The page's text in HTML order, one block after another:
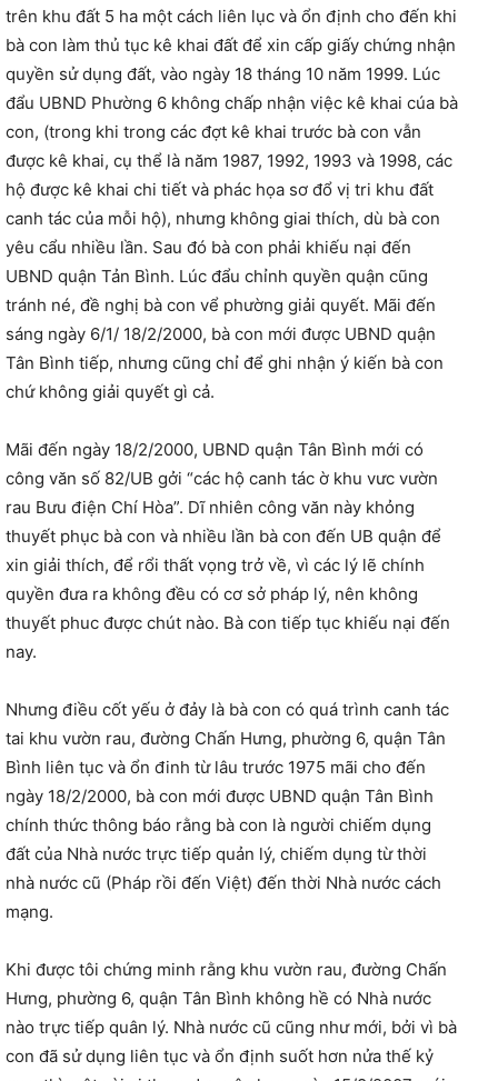
trên khu đất 5 ha một cách liên lục và ổn định cho đến khi
bà con làm thủ tục kê khai đất để xin cấp giấy chứng nhận
quyền sử dụng đất, vào ngày 18 tháng 10 năm 1999. Lúc
đẩu UBND Phường 6 không chấp nhận việc kê khai cúa bà
con, (trong khi trong các đợt kê khai trước bà con vẫn
được kê khai, cụ thể là năm 1987, 1992, 1993 và 1998, các
hộ được kê khai chi tiết và phác họa sơ đổ vị tri khu đất
canh tác của mỗi hộ), nhưng không giai thích, dù bà con
yêu cẩu nhiều lần. Sau đó bà con phải khiếu nại đến
UBND quận Tản Bình. Lúc đẩu chỉnh quyền quận cũng
tránh né, đề nghị bà con vể phường giải quyết. Mãi đến
sáng ngày 6/1/ 18/2/2000, bà con mới được UBND quận
Tân Bình tiếp, nhưng cũng chỉ để ghi nhận ý kiến bà con
chứ không giải quyết gì cả.
Mãi đến ngày 18/2/2000, UBND quận Tân Bình mới có
công văn số 82/UB gởi “các hộ canh tác ờ khu vưc vườn
rau Bưu điện Chí Hòa”. Dĩ nhiên công văn này khỏng
thuyết phục bà con và nhiều lần bà con đến UB quận để
xin giải thích, để rổi thất vọng trở về, vì các lý lẽ chính
quyền đưa ra không đều có cơ sở pháp lý, nên không
thuyết phuc được chút nào. Bà con tiếp tục khiếu nại đến
nay.
Nhưng điều cốt yếu ở đảy là bà con có quá trình canh tác
tai khu vườn rau, đường Chấn Hưng, phường 6, quận Tân
Bình liên tục và ổn đinh từ lâu trước 1975 mãi cho đến
ngày 18/2/2000, bà con mới được UBND quận Tân Bình
chính thức thông báo rằng bà con là người chiếm dụng
đất của Nhà nước trực tiếp quản lý, chiếm dụng từ thời
nhà nước cũ (Pháp rồi đến Việt) đến thời Nhà nước cách
mạng.
Khi được tôi chứng minh rằng khu vườn rau, đường Chấn
Hưng, phường 6, quận Tân Bình không hề có Nhà nước
nào trực tiếp quân lý. Nhà nước cũ cũng như mới, bởi vì bà
con đã sử dụng liên tục và ổn định suốt hơn nửa thế kỷ